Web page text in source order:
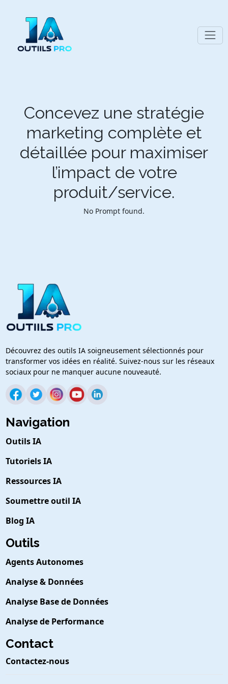
Concevez une stratégie
marketing complète et
détaillée pour maximiser
l’impact de votre
produit/service.
No Prompt found.
Découvrez des outils IA soigneusement sélectionnés pour
transformer vos idées en réalité. Suivez-nous sur les réseaux
sociaux pour ne manquer aucune nouveauté.
Navigation
Outils IA
Tutoriels IA
Ressources IA
Soumettre outil IA
Blog IA
Outils
Agents Autonomes
Analyse & Données
Analyse Base de Données
Analyse de Performance
Contact
Contactez-nous